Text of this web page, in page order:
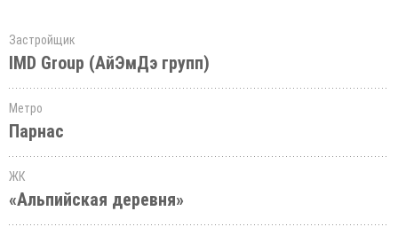
Застройщик
IMD Group (АйЭмДэ групп)
Метро
Парнас
ЖК
«Альпийская деревня»